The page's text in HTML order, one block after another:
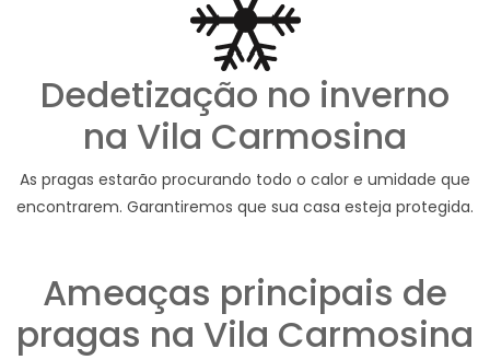
Dedetização no inverno
na Vila Carmosina
As pragas estarão procurando todo o calor e umidade que
encontrarem. Garantiremos que sua casa esteja protegida.
Ameaças principais de
pragas na Vila Carmosina